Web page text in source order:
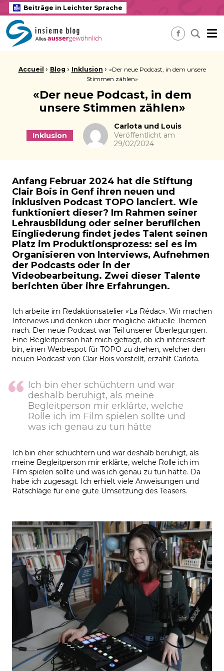
Beiträge in Leichter Sprache
insieme Blog Alles ausser gewöhnlich
Facebook
Nach
Brotkrume:
Accueil › Blog › Inklusion › «Der neue Podcast, in dem unsere
Stimmen zählen»
«Der neue Podcast, in dem
unsere Stimmen zählen»
Inklusion
Autor
Carlota und Louis
Veröffentlicht am
29/02/2024
Anfang Februar 2024 hat die Stiftung
Clair Bois in Genf ihren neuen und
inklusiven Podcast TOPO lanciert. Wie
funktioniert dieser? Im Rahmen seiner
Lehrausbildung oder seiner beruflichen
Eingliederung findet jedes Talent seinen
Platz im Produktionsprozess: sei es im
Organisieren von Interviews, Aufnehmen
der Podcasts oder in der
Videobearbeitung. Zwei dieser Talente
berichten über ihre Erfahrungen.
Ich arbeite im Redaktionsatelier «La Rédac». Wir machen
Interviews und denken über mögliche aktuelle Themen
nach. Der neue Podcast war Teil unserer Überlegungen.
Eine Begleitperson hat mich gefragt, ob ich interessiert
bin, einen Werbespot für TOPO zu drehen, welcher den
neuen Podcast von Clair Bois vorstellt, erzählt Carlota.
Ich bin eher schüchtern und war
deshalb beruhigt, als meine
Begleitperson mir erklärte, welche
Rolle ich im Film spielen sollte und
was ich genau zu tun hätte
Ich bin eher schüchtern und war deshalb beruhigt, als
meine Begleitperson mir erklärte, welche Rolle ich im
Film spielen sollte und was ich genau zu tun hätte. Da
habe ich zugesagt. Ich erhielt viele Anweisungen und
Ratschläge für eine gute Umsetzung des Teasers.